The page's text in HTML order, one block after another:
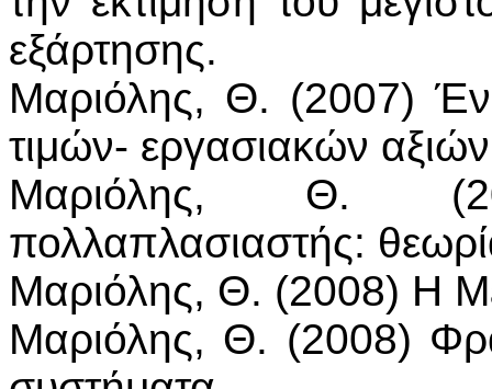
εξάρτησης.
Μαριόλης, Θ. (2007)
τιμών- εργασιακών
Μαριόλης, Θ.
πολλαπλασιαστής:
Μαριόλης, Θ. (2008) Η
Μαριόλης, Θ. (2008)